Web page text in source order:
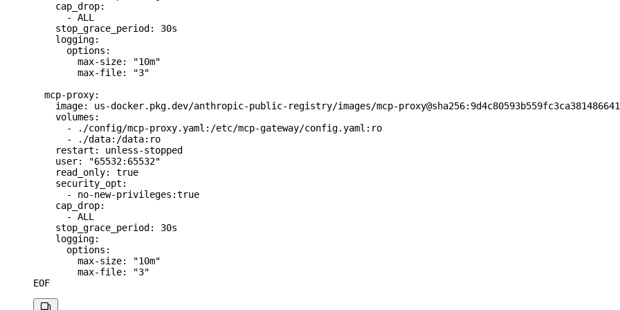
    cap_drop:
      - ALL
    stop_grace_period: 30s
    logging:
      options:
        max-size: "10m"
        max-file: "3"
  mcp-proxy:
image: us-docker.pkg.dev/anthropic-public-registry/images/mcp-
    volumes:
      - ./config/mcp-proxy.yaml:/etc/mcp-gateway/config.yaml:ro
      - ./data:/data:ro
    restart: unless-stopped
    user: "65532:65532"
    read_only: true
    security_opt:
      - no-new-privileges:true
    cap_drop:
      - ALL
    stop_grace_period: 30s
    logging:
      options:
        max-size: "10m"
        max-file: "3"
EOF